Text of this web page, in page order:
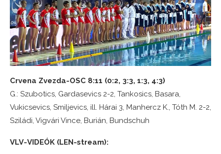
Crvena Zvezda-OSC 8:11 (0:2, 3:3, 1:3, 4:3)
G.: Szubotics, Gardasevics 2-2, Tankosics, Basara,
Vukicsevics, Smiljevics, ill. Hárai 3, Manhercz K., Tóth M. 2-2,
Sziládi, Vigvári Vince, Burián, Bundschuh
VLV-VIDEÓK (LEN-stream):